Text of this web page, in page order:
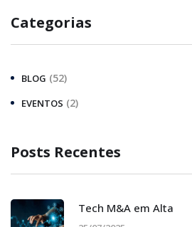
Categorias
BLOG (52)
EVENTOS (2)
Posts Recentes
Tech M&A em Alta